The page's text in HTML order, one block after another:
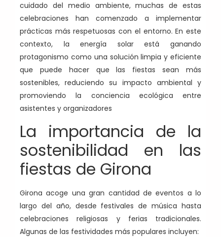
cuidado del medio ambiente, muchas de estas
celebraciones han comenzado a implementar
prácticas más respetuosas con el entorno. En este
contexto, la energía solar está ganando
protagonismo como una solución limpia y eficiente
que puede hacer que las fiestas sean más
sostenibles, reduciendo su impacto ambiental y
promoviendo la conciencia ecológica entre
asistentes y organizadores
La importancia de la
sostenibilidad en las
fiestas de Girona
Girona acoge una gran cantidad de eventos a lo
largo del año, desde festivales de música hasta
celebraciones religiosas y ferias tradicionales.
Algunas de las festividades más populares incluyen: